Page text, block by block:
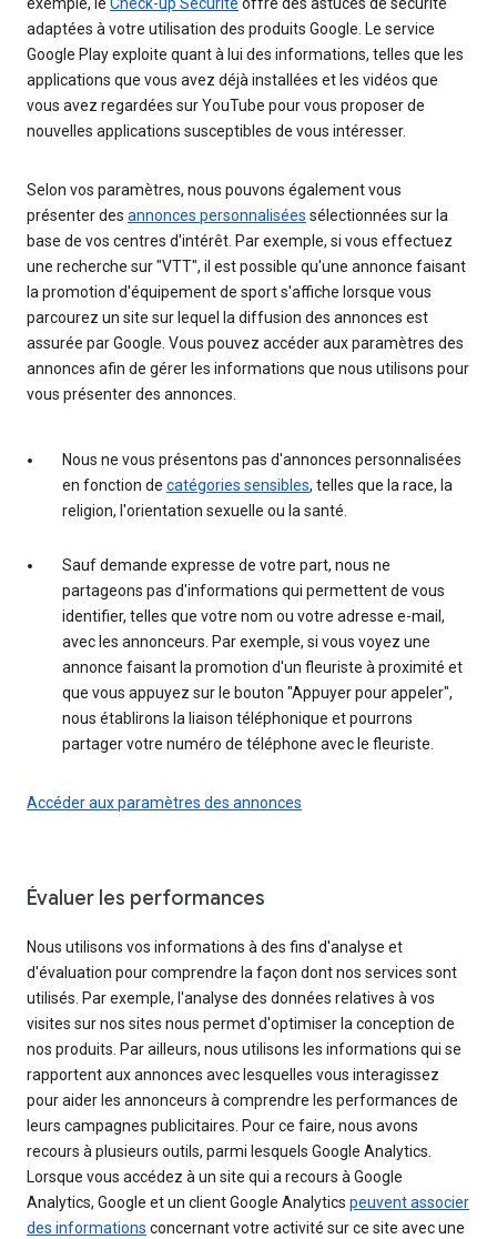
adaptées à votre utilisation des produits Google. Le service
Google Play exploite quant à lui des informations, telles que les
applications que vous avez déjà installées et les vidéos que
vous avez regardées sur YouTube pour vous proposer de
nouvelles applications susceptibles de vous intéresser.
Selon vos paramètres, nous pouvons également vous
présenter des annonces personnalisées sélectionnées sur la
base de vos centres d'intérêt. Par exemple, si vous effectuez
une recherche sur "VTT", il est possible qu'une annonce faisant
la promotion d'équipement de sport s'affiche lorsque vous
parcourez un site sur lequel la diffusion des annonces est
assurée par Google. Vous pouvez accéder aux paramètres des
annonces afin de gérer les informations que nous utilisons pour
vous présenter des annonces.
Nous ne vous présentons pas d'annonces personnalisées
en fonction de catégories sensibles, telles que la race, la
religion, l'orientation sexuelle ou la santé.
Sauf demande expresse de votre part, nous ne
partageons pas d'informations qui permettent de vous
identifier, telles que votre nom ou votre adresse e-mail,
avec les annonceurs. Par exemple, si vous voyez une
annonce faisant la promotion d'un fleuriste à proximité et
que vous appuyez sur le bouton "Appuyer pour appeler",
nous établirons la liaison téléphonique et pourrons
partager votre numéro de téléphone avec le fleuriste.
Accéder aux paramètres des annonces
Évaluer les performances
Nous utilisons vos informations à des fins d'analyse et
d'évaluation pour comprendre la façon dont nos services sont
utilisés. Par exemple, l'analyse des données relatives à vos
visites sur nos sites nous permet d'optimiser la conception de
nos produits. Par ailleurs, nous utilisons les informations qui se
rapportent aux annonces avec lesquelles vous interagissez
pour aider les annonceurs à comprendre les performances de
leurs campagnes publicitaires. Pour ce faire, nous avons
recours à plusieurs outils, parmi lesquels Google Analytics.
Lorsque vous accédez à un site qui a recours à Google
Analytics, Google et un client Google Analytics peuvent associer
des informations concernant votre activité sur ce site avec une